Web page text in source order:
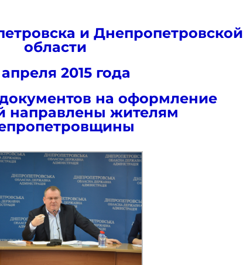
и Днепропетровской
области
2015 года
документов на оформление
направлены жителям